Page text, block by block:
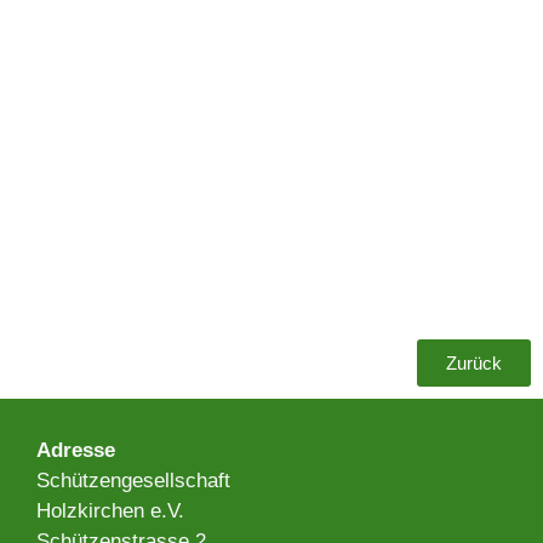
Zurück
Adresse​
Schützengesellschaft
Holzkirchen e.V.